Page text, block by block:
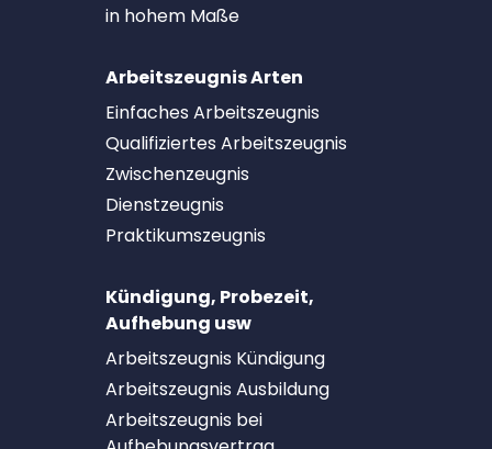
in hohem Maße
Arbeitszeugnis Arten
Einfaches Arbeitszeugnis
Qualifiziertes Arbeitszeugnis
Zwischenzeugnis
Dienstzeugnis
Praktikumszeugnis
Kündigung, Probezeit,
Aufhebung usw
Arbeitszeugnis Kündigung
Arbeitszeugnis Ausbildung
Arbeitszeugnis bei